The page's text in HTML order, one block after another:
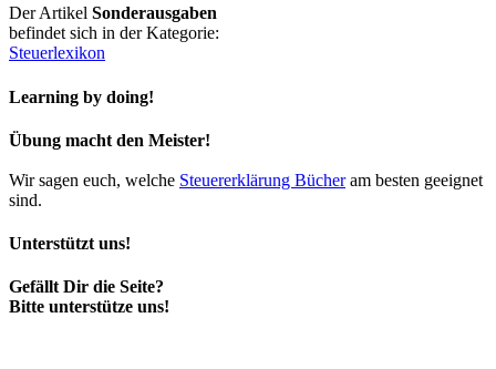
Der Artikel Sonderausgaben
befindet sich in der Kategorie:
Steuerlexikon
Learning by doing!
Übung macht den Meister!
Wir sagen euch, welche Steuererklärung Bücheram besten geeignet
sind.
Unterstützt uns!
Gefällt Dir die Seite?
Bitte unterstütze uns!